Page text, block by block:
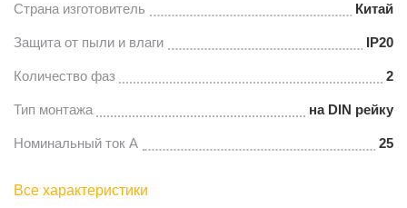
Страна изготовитель Китай
Защита от пыли и влаги IP20
Количество фаз 2
Тип монтажа на DIN рейку
Номинальный ток А 25
Все характеристики